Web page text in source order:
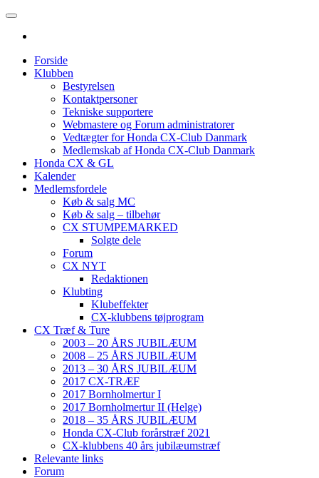
Forside
Klubben
Bestyrelsen
Kontaktpersoner
Tekniske supportere
Webmastere og Forum administratorer
Vedtægter for Honda CX-Club Danmark
Medlemskab af Honda CX-Club Danmark
Honda CX & GL
Kalender
Medlemsfordele
Køb & salg MC
Køb & salg – tilbehør
CX STUMPEMARKED
Solgte dele
Forum
CX NYT
Redaktionen
Klubting
Klubeffekter
CX-klubbens tøjprogram
CX Træf & Ture
2003 – 20 ÅRS JUBILÆUM
2008 – 25 ÅRS JUBILÆUM
2013 – 30 ÅRS JUBILÆUM
2017 CX-TRÆF
2017 Bornholmertur I
2017 Bornholmertur II (Helge)
2018 – 35 ÅRS JUBILÆUM
Honda CX-Club forårstræf 2021
CX-klubbens 40 års jubilæumstræf
Relevante links
Forum